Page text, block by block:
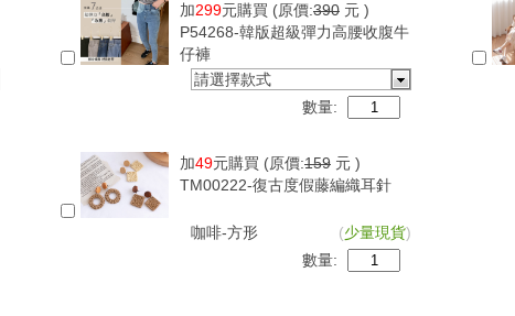
加299元購買 (原價:390 元 )
P54268-韓版超級彈力高腰收腹牛
仔褲
請選擇款式
數量:
加49元購買 (原價:159 元 )
TM00222-復古度假藤編織耳針
咖啡-方形 (少量現貨)
數量: